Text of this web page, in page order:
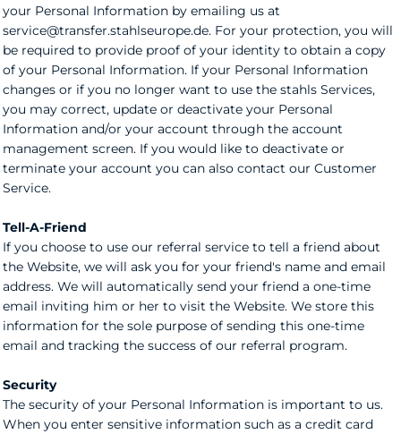
your Personal Information by emailing us at
service@transfer.stahlseurope.de. For your protection, you will
be required to provide proof of your identity to obtain a copy
of your Personal Information. If your Personal Information
changes or if you no longer want to use the stahls Services,
you may correct, update or deactivate your Personal
Information and/or your account through the account
management screen. If you would like to deactivate or
terminate your account you can also contact our Customer
Service.
Tell-A-Friend
If you choose to use our referral service to tell a friend about
the Website, we will ask you for your friend's name and email
address. We will automatically send your friend a one-time
email inviting him or her to visit the Website. We store this
information for the sole purpose of sending this one-time
email and tracking the success of our referral program.
Security
The security of your Personal Information is important to us.
When you enter sensitive information such as a credit card